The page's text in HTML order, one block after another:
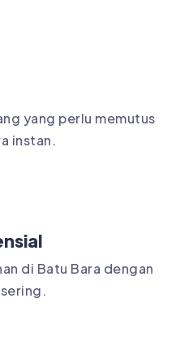
yang perlu memutus
instan.
di Batu Bara dengan